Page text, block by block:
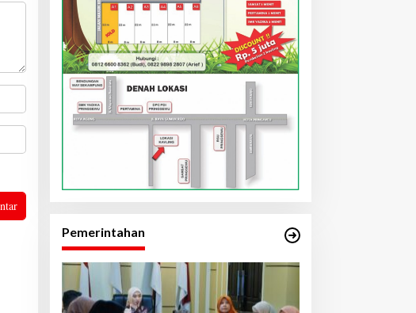
Pemerintahan